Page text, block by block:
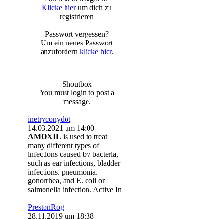
Klicke hierum dich zu
registrieren
Passwort vergessen?
Um ein neues Passwort
anzufordern klicke hier.
Shoutbox
You must login to post a
message.
inetryconydot
14.03.2021 um 14:00
AMOXIL is used to treat
many different types of
infections caused by bacteria,
such as ear infections, bladder
infections, pneumonia,
gonorrhea, and E. coli or
salmonella infection. Active In
PrestonRog
28.11.2019 um 18:38